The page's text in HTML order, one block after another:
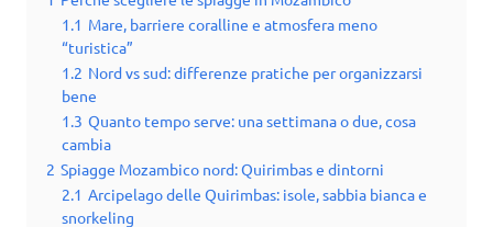
1.1 Mare, barriere coralline e atmosfera meno
“turistica”
1.2 Nord vs sud: differenze pratiche per organizzarsi
bene
1.3 Quanto tempo serve: una settimana o due, cosa
cambia
2 Spiagge Mozambico nord: Quirimbas e dintorni
2.1 Arcipelago delle Quirimbas: isole, sabbia bianca e
snorkeling